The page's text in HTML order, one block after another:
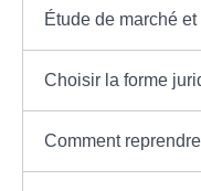
Étude de marché
Choisir la forme
Comment